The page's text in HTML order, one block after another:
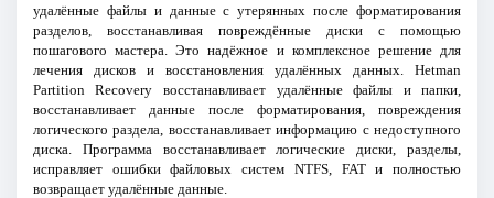
удалённые файлы и данные с утерянных после форматирования
разделов, восстанавливая повреждённые диски с помощью
пошагового мастера. Это надёжное и комплексное решение для
лечения дисков и восстановления удалённых данных. Hetman
Partition Recovery восстанавливает удалённые файлы и папки,
восстанавливает данные после форматирования, повреждения
логического раздела, восстанавливает информацию с недоступного
диска. Программа восстанавливает логические диски, разделы,
исправляет ошибки файловых систем NTFS, FAT и полностью
возвращает удалённые данные.